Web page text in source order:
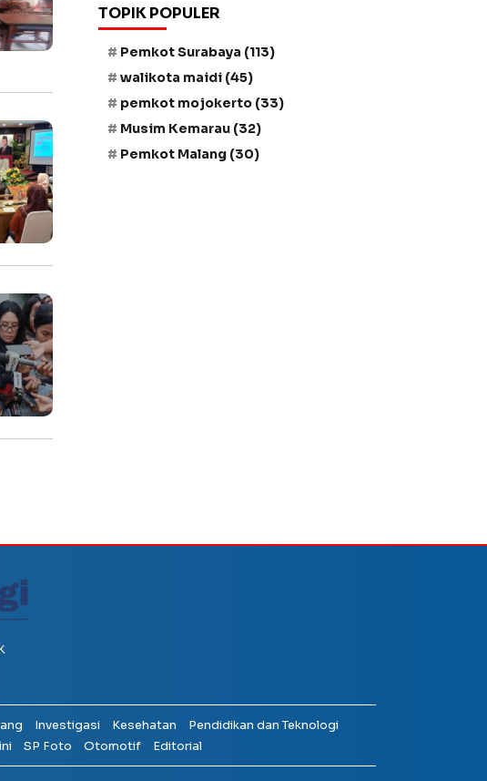
TOPIK POPULER
Pemkot Surabaya (113)
walikota maidi (45)
pemkot mojokerto (33)
Musim Kemarau (32)
Pemkot Malang (30)
Investigasi Kesehatan
Pendidikan dan Teknologi
SP Foto Otomotif Editorial